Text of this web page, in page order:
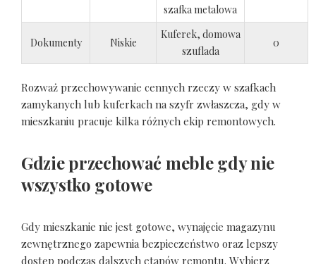
szafka metalowa
Dokumenty Niskie
Kuferek, domowa
szuflada
0
Rozważ przechowywanie cennych rzeczy w szafkach
zamykanych lub kuferkach na szyfr zwłaszcza, gdy w
mieszkaniu pracuje kilka różnych ekip remontowych.
Gdzie przechować meble gdy nie
wszystko gotowe
Gdy mieszkanie nie jest gotowe, wynajęcie magazynu
zewnętrznego zapewnia bezpieczeństwo oraz lepszy
dostęp podczas dalszych etapów remontu. Wybierz